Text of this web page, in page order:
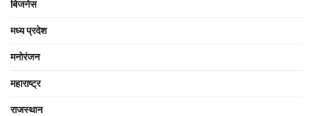
बिजनेस
मध्य प्रदेश
मनोरंजन
महाराष्ट्र
राजस्थान